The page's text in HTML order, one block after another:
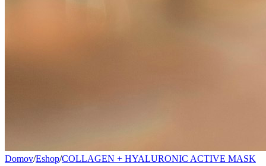
Domov/Eshop/COLLAGEN + HYALURONIC ACTIVE MASK